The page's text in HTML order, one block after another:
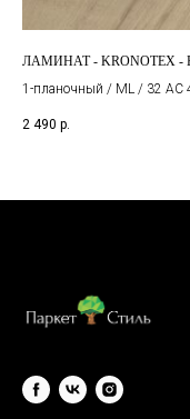
ЛАМИНАТ - KRONOTEX -
1-планочный / ML / 32 AC
2 490 р.